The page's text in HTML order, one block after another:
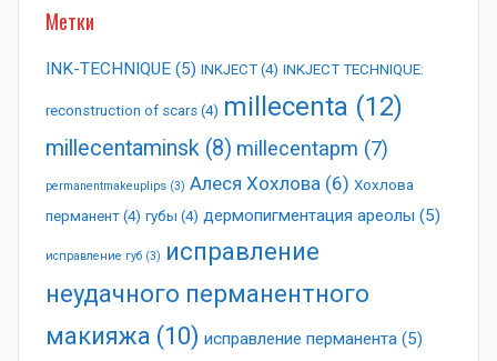
Метки
INK-TECHNIQUE (5) INKJECT (4) INKJECT TECHNIQUE:
reconstruction of scars (4) millecenta (12)
millecentaminsk (8) millecentapm (7)
permanentmakeuplips (3) Алеся Хохлова (6) Хохлова
перманент (4) губы (4) дермопигментация ареолы (5)
исправление губ (3) исправление
неудачного перманентного
макияжа (10) исправление перманента (5)